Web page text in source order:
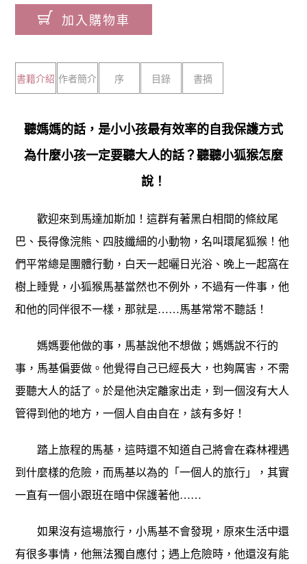
加入購物車
書籍介紹 作者簡介 序 目錄 書摘
聽媽媽的話，是小小孩最有效率的自我保護方式
為什麼小孩一定要聽大人的話？聽聽小狐猴怎麼
說！
歡迎來到馬達加斯加！這群有著黑白相間的條紋尾
巴、長得像浣熊、四肢纖細的小動物，名叫環尾狐猴！他
們平常總是團體行動，白天一起曬日光浴、晚上一起窩在
樹上睡覺，小狐猴馬基當然也不例外，不過有一件事，他
和他的同伴很不一樣，那就是……馬基常常不聽話！
媽媽要他做的事，馬基說他不想做；媽媽說不行的
事，馬基偏要做。他覺得自己已經長大，也夠厲害，不需
要聽大人的話了。於是他決定離家出走，到一個沒有大人
管得到他的地方，一個人自由自在，該有多好！
踏上旅程的馬基，這時還不知道自己將會在森林裡遇
到什麼樣的危險，而馬基以為的「一個人的旅行」，其實
一直有一個小跟班在暗中保護著他……
如果沒有這場旅行，小馬基不會發現，原來生活中還
有很多事情，他無法獨自應付；遇上危險時，他還沒有能